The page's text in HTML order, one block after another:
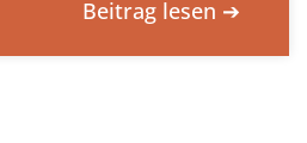
Beitrag lesen ➔